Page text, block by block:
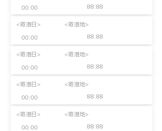
00:00 88:88
<寄港日>
00:00 88:88
<寄港地>
<寄港日>
00:00 88:88
<寄港地>
<寄港日>
00:00 88:88
<寄港地>
<寄港日>
00:00 88:88
<寄港地>